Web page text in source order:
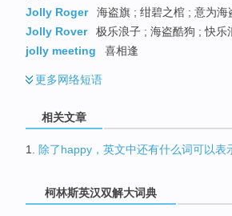
Jolly Roger
海盗旗 ; 绀碧之棺 ; 意为
Jolly Rover
极乐浪子 ; 海盗酷狗 ; 快乐
jolly meeting
喜相逢
更多网络短语
相关文章
1. 除了happy，英文中还有什么词可以表
柯林斯英汉双解大词典